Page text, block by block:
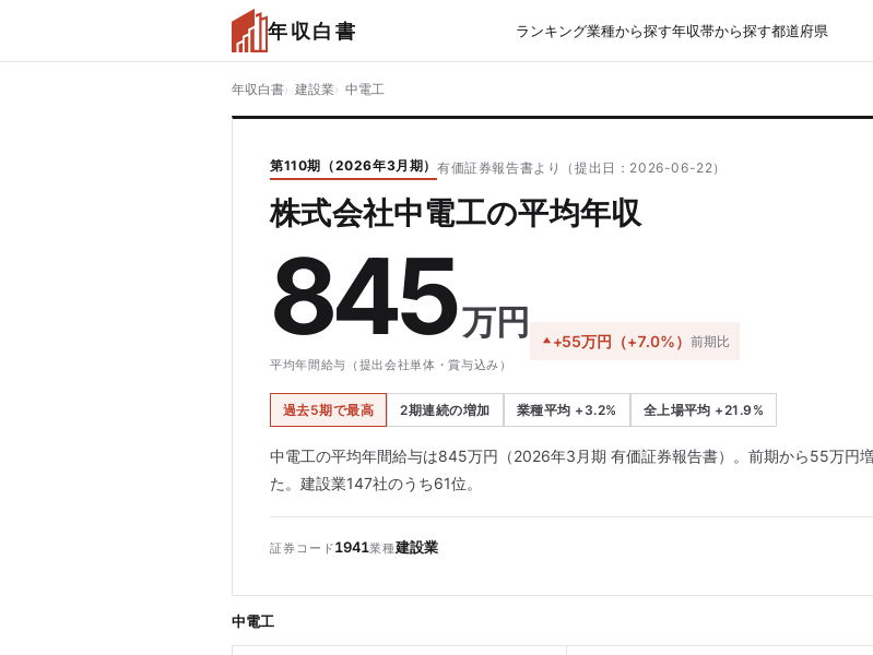
年収白書 ランキング業種から探す年収帯から探す都道府県
年収白書 建設業 中電工
第110期（2026年3月期） 有価証券報告書より（提出日：2026-06-22）
株式会社中電工の平均年収
845万円
平均年間給与（提出会社単体・賞与込み）
+55万円（+7.0%） 前期比
過去5期で最高 2期連続の増加 業種平均 +3.2% 全上場平均 +21.9%
中電工の平均年間給与は845万円（2026年3月期 有価証券報告書）。前期から55万円
た。建設業147社のうち61位。
証券コード1941業種建設業
中電工